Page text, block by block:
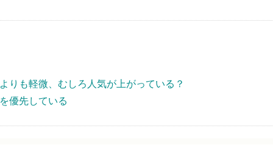
りも軽微、むしろ人気が上がっている？
優先している